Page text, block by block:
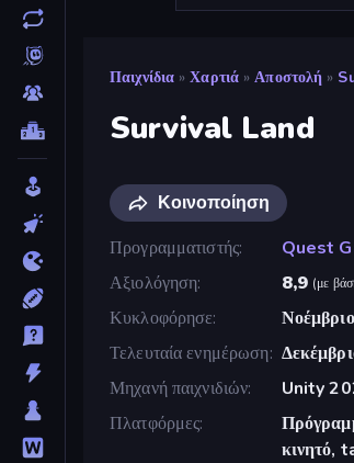
Παιχνίδια » Χαρτιά » Αποστολή »
Survival Land
Κοινοποίηση
Προγραμματιστής
Quest
Αξιολόγηση
8,9 (με
Κυκλοφόρησε
Τελευταία ενημέρωση
Μηχανή παιχνιδιών
Unity
Πλατφόρμες
κινητό,